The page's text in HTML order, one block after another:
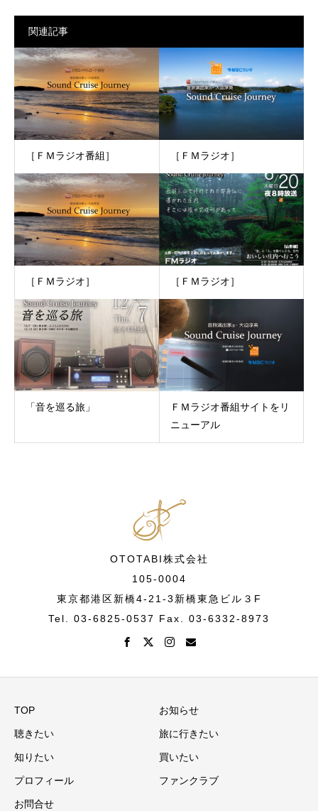
関連記事
［ＦＭラジオ番組］ ［ＦＭラジオ］
［ＦＭラジオ］ ［ＦＭラジオ］
「音を巡る旅」
ＦＭラジオ番組サイトをリ
ニューアル
OTOTABI株式会社
105-0004
東京都港区新橋4-21-3新橋東急ビル３F
Tel. 03-6825-0537 Fax. 03-6332-8973
TOP お知らせ
聴きたい 旅に行きたい
知りたい 買いたい
プロフィール ファンクラブ
お問合せ